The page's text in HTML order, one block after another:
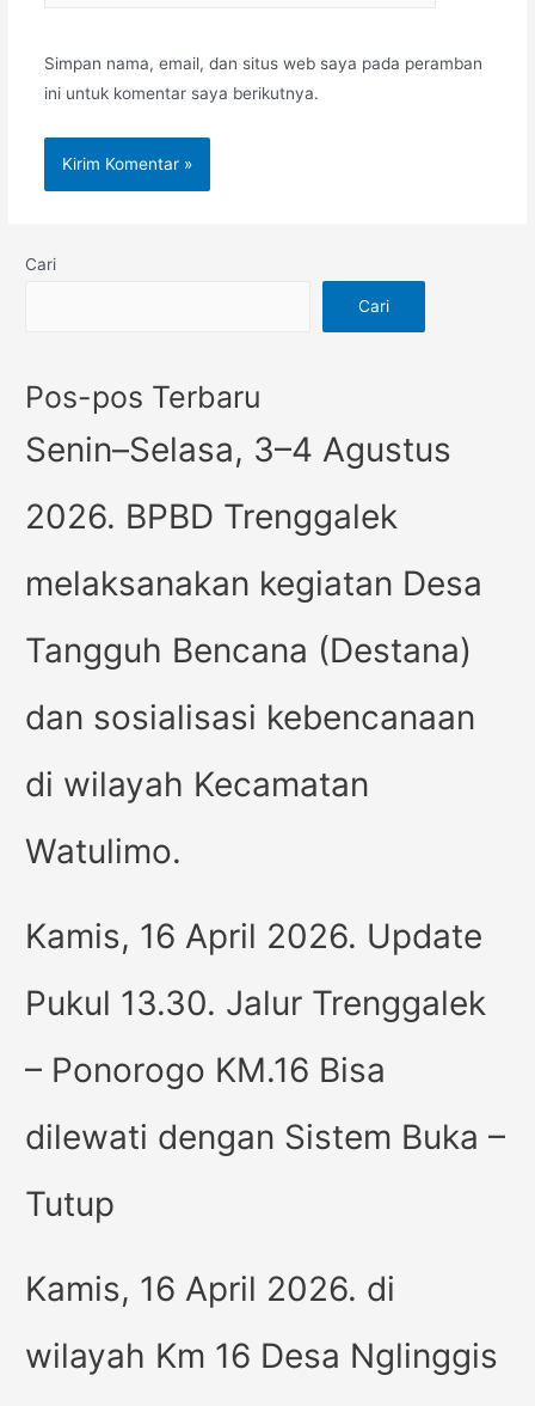
Simpan nama, email, dan situs web saya pada peramban
ini untuk komentar saya berikutnya.
Cari
Cari
Pos-pos Terbaru
Senin–Selasa, 3–4 Agustus
2026. BPBD Trenggalek
melaksanakan kegiatan Desa
Tangguh Bencana (Destana)
dan sosialisasi kebencanaan
di wilayah Kecamatan
Watulimo.
Kamis, 16 April 2026. Update
Pukul 13.30. Jalur Trenggalek
– Ponorogo KM.16 Bisa
dilewati dengan Sistem Buka –
Tutup
Kamis, 16 April 2026. di
wilayah Km 16 Desa Nglinggis